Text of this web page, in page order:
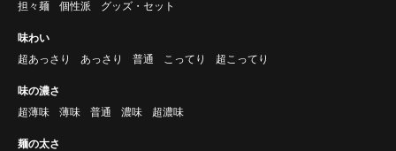
担々麺
個性派 グッズ・セット
味わい
超あっさり
あっさり 普通 こってり 超こってり
味の濃さ
超薄味
薄味 普通 濃味 超濃味
麺の太さ